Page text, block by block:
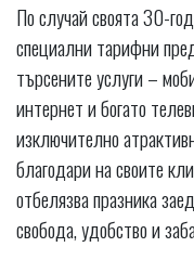
По случай своята 30-
специални тарифни
търсените услуги –
интернет и богато
изключително
благодари на своите
отбелязва празника
свобода, удобство и